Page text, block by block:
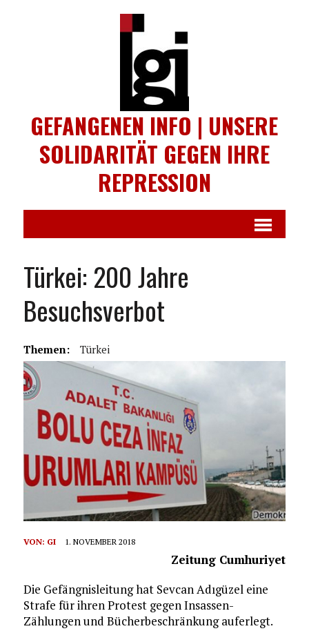
GEFANGENEN INFO | UNSERE
SOLIDARITÄT GEGEN IHRE
REPRESSION
Türkei: 200 Jahre
Besuchsverbot
Themen: Türkei
VON: GI 1. NOVEMBER 2018
Zeitung Cumhuriyet
Die Gefängnisleitung hat Sevcan Adıgüzel eine
Strafe für ihren Protest gegen Insassen-
Zählungen und Bücherbeschränkung auferlegt.